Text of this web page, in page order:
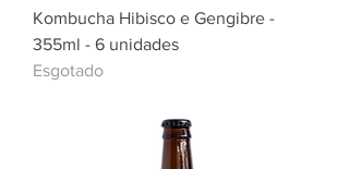
Kombucha Hibisco e Gengibre -
355ml - 6 unidades
Esgotado